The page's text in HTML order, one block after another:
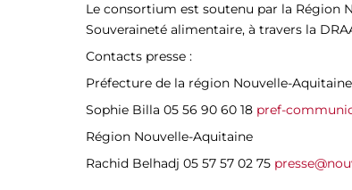
Le consortium est soutenu par la Région
Souveraineté alimentaire, à travers la
Contacts presse :
Préfecture de la région Nouvelle-Aquitaine
Sophie Billa 05 56 90 60 18 pref-
Région Nouvelle-Aquitaine
Rachid Belhadj 05 57 57 02 75